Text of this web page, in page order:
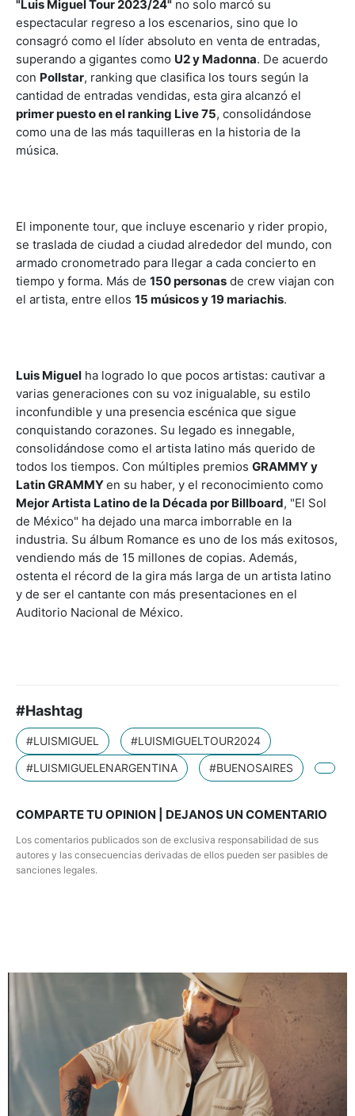
"Luis Miguel Tour 2023/24" no solo marcó su
espectacular regreso a los escenarios, sino que lo
consagró como el líder absoluto en venta de entradas,
superando a gigantes como U2 y Madonna. De acuerdo
con Pollstar, ranking que clasifica los tours según la
cantidad de entradas vendidas, esta gira alcanzó el
primer puesto en el ranking Live 75, consolidándose
como una de las más taquilleras en la historia de la
música.
El imponente tour, que incluye escenario y rider propio,
se traslada de ciudad a ciudad alrededor del mundo, con
armado cronometrado para llegar a cada concierto en
tiempo y forma. Más de 150 personas de crew viajan con
el artista, entre ellos 15 músicos y 19 mariachis.
Luis Miguel ha logrado lo que pocos artistas: cautivar a
varias generaciones con su voz inigualable, su estilo
inconfundible y una presencia escénica que sigue
conquistando corazones. Su legado es innegable,
consolidándose como el artista latino más querido de
todos los tiempos. Con múltiples premios GRAMMY y
Latin GRAMMYen su haber, y el reconocimiento como
Mejor Artista Latino de la Década por Billboard, "El Sol
de México" ha dejado una marca imborrable en la
industria. Su álbum Romance es uno de los más exitosos,
vendiendo más de 15 millones de copias. Además,
ostenta el récord de la gira más larga de un artista latino
y de ser el cantante con más presentaciones en el
Auditorio Nacional de México.
#Hashtag
#LUISMIGUEL
#LUISMIGUELTOUR2024
#LUISMIGUELENARGENTINA
#BUENOSAIRES
COMPARTE TU OPINION | DEJANOS UN COMENTARIO
Los comentarios publicados son de exclusiva responsabilidad de sus
autores y las consecuencias derivadas de ellos pueden ser pasibles de
sanciones legales.